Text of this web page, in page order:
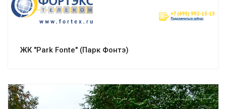
ЖК "Park Fonte" (Парк Фонтэ)